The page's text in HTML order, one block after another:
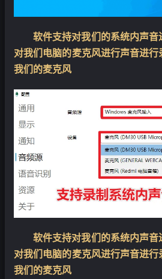
软件支持对我们的系统内声
对我们电脑的麦克风进行声音进行
我们的麦克风
软件支持对我们的系统内声
对我们电脑的麦克风进行声音进行
我们的麦克风